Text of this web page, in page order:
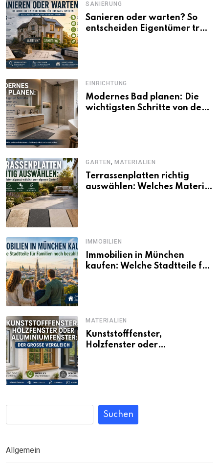
SANIERUNG
Sanieren oder warten? So
entscheiden Eigentümer trotz
EINRICHTUNG
Modernes Bad planen: Die
wichtigsten Schritte von der
GARTEN,MATERIALIEN
Terrassenplatten richtig
auswählen: Welches Material
IMMOBILIEN
Immobilien in München
kaufen: Welche Stadtteile für
MATERIALIEN
Kunststofffenster,
Holzfenster oder
Suchen
Allgemein